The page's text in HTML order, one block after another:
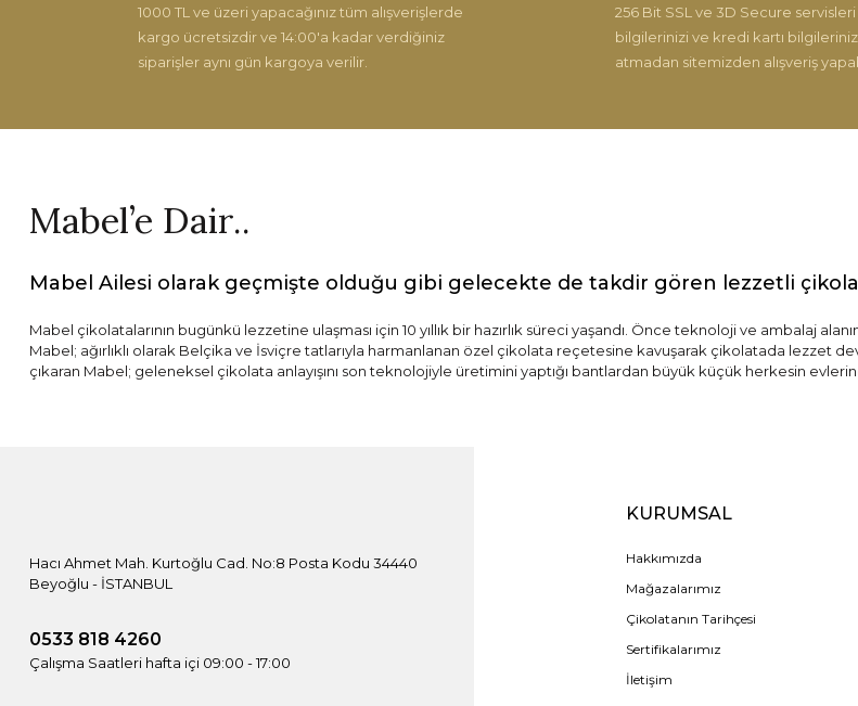
1000 TL ve üzeri yapacağınız tüm alışverişlerde
kargo ücretsizdir ve 14:00'a kadar verdiğiniz
siparişler aynı gün kargoya verilir.
256 Bit SSL ve 3D Secure
bilgilerinizi ve kredi kartı
atmadan sitemizden alışveriş
Mabel’e Dair..
Mabel Ailesi olarak geçmişte olduğu gibi gelecekte de takdir gören lezzetli
Mabel çikolatalarının bugünkü lezzetine ulaşması için 10 yıllık bir hazırlık süreci yaşandı. Önce teknoloji ve ambalaj
Mabel; ağırlıklı olarak Belçika ve İsviçre tatlarıyla harmanlanan özel çikolata reçetesine kavuşarak çikolatada lezzet
çıkaran Mabel; geleneksel çikolata anlayışını son teknolojiyle üretimini yaptığı bantlardan büyük küçük herkesin
Hacı Ahmet Mah. Kurtoğlu Cad. No:8 Posta Kodu 34440
Beyoğlu - İSTANBUL
0533 818 4260
Çalışma Saatleri hafta içi 09:00 - 17:00
KURUMSAL
Hakkımızda
Mağazalarımız
Çikolatanın Tarihçesi
Sertifikalarımız
İletişim